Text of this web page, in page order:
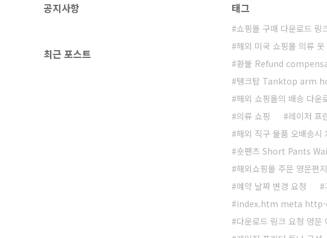
공지사항
최근 포스트
태그
쇼핑몰 구매 다운로드
해외 미국 쇼핑몰 의류
환불 Refund
탱크탑 Tanktop arm
해외 쇼핑몰의 배송 다운
의류 쇼핑
레이저 프
해외 직구 물품 오배송시
숏팬츠 Short Pants
해외쇼핑몰 주문 영문편
예약 날짜 변경 요청
index.htm meta http-
다운로드 링크 요청 영문